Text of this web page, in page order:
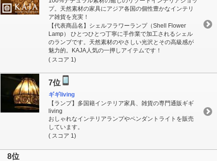
プ。天然素材の家具にアジア各国の個性豊かなインテリ
ア雑貨を充実！
【代表商品名】シェルフラワーランプ（Shell Flower
Lamp） ひとつひとつ丁寧に手作業で加工されるシェル
のランプです。天然素材のやさしい光沢とその高級感が
魅力的。KAJA人気の一押しアイテムです！
( スコア 1)
7位
ギギliving
【ランプ】多国籍インテリア家具、雑貨の専門通販ギギ
living
おしゃれなインテリアランプやペンダントライトを販売
しています。
( スコア 1)
8位